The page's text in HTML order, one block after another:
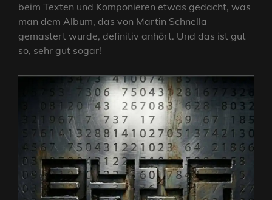
beim Texten und Komponieren etwas gedacht, was
man dem Album, das von Martin Schnella
gemastert wurde, definitiv anhört. Und das ist gut
so, sehr gut sogar!